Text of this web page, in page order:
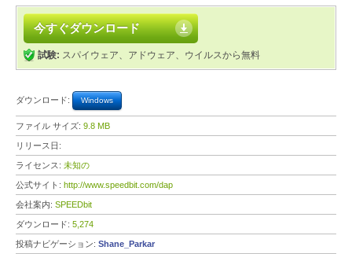
今すぐダウンロード
試験: スパイウェア、アドウェア、ウイルスから無料
ダウンロード: Windows
ファイル サイズ: 9.8 MB
リリース日:
ライセンス: 未知の
公式サイト: http://www.speedbit.com/dap
会社案内: SPEEDbit
ダウンロード: 5,274
投稿ナビゲーション: Shane_Parkar